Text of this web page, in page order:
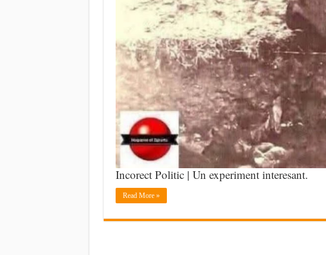
Incorect Politic | Un experiment interesant.
Read More »